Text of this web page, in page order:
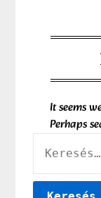
It seems
Perhaps
KERESÉS: